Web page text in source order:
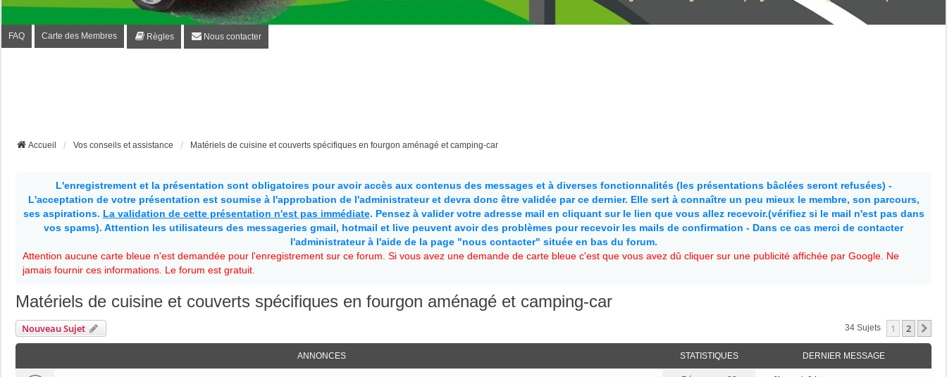
FAQ Carte des Membres Règles Nous contacter
Accueil Vos conseils et assistance Matériels de cuisine et couverts spécifiques en fourgon aménagé et camping-car
L'enregistrement et la présentation sont obligatoires pour avoir accès aux contenus des messages et à diverses fonctionnalités (les présentations bâclées seront refusées) -
L'acceptation de votre présentation est soumise à l'approbation de l'administrateur et devra donc être validée par ce dernier. Elle sert à connaître un peu mieux le membre, son parcours,
ses aspirations. La validation de cette présentation n'est pas immédiate. Pensez à valider votre adresse mail en cliquant sur le lien que vous allez recevoir.(vérifiez si le mail n'est pas dans
vos spams). Attention les utilisateurs des messageries gmail, hotmail et live peuvent avoir des problèmes pour recevoir les mails de confirmation - Dans ce cas merci de contacter
l'administrateur à l'aide de la page "nous contacter" située en bas du forum.
Attention aucune carte bleue n'est demandée pour l'enregistrement sur ce forum. Si vous avez une demande de carte bleue c'est que vous avez dû cliquer sur une publicité affichée par Google. Ne
jamais fournir ces informations. Le forum est gratuit.
Matériels de cuisine et couverts spécifiques en fourgon aménagé et camping-car
Nouveau Sujet 34 Sujets 1 2
ANNONCES STATISTIQUES DERNIER MESSAGE